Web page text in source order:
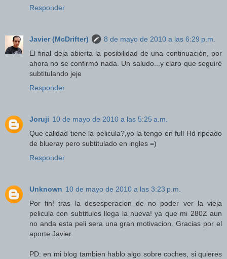
Responder
Javier (McDrifter)
8 de mayo de 2010 a las 6:29 p.m.
El final deja abierta la posibilidad de una continuación, por
ahora no se confirmó nada. Un saludo...y claro que seguiré
subtitulando jeje
Responder
Joruji 10 de mayo de 2010 a las 5:25 a.m.
Que calidad tiene la pelicula?,yo la tengo en full Hd ripeado
de blueray pero subtitulado en ingles =)
Responder
Unknown 10 de mayo de 2010 a las 3:23 p.m.
Por fin! tras la desesperacion de no poder ver la vieja
pelicula con subtitulos llega la nueva! ya que mi 280Z aun
no anda esta peli sera una gran motivacion. Gracias por el
aporte Javier.
PD: en mi blog tambien hablo algo sobre coches, si quieres